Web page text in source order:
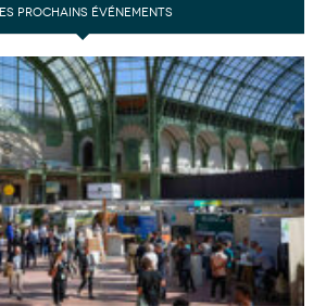
PROCHAINS ÉVÉNEMENTS